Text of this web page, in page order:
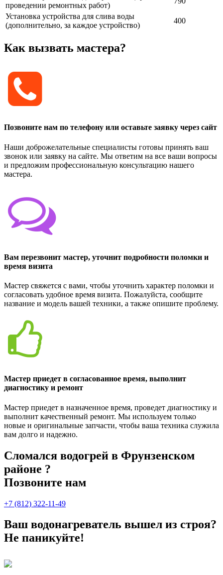
проведении ремонтных работ)
Установка устройства для слива воды
(дополнительно, за каждое устройство)
400
Как вызвать мастера?
Позвоните нам по телефону или оставьте заявку через сайт
Наши доброжелательные специалисты готовы принять ваш
звонок или заявку на сайте. Мы ответим на все ваши вопросы
и предложим профессиональную консультацию нашего
мастера.
Вам перезвонит мастер, уточнит подробности поломки и
время визита
Мастер свяжется с вами, чтобы уточнить характер поломки и
согласовать удобное время визита. Пожалуйста, сообщите
название и модель вашей техники, а также опишите проблему.
Мастер приедет в согласованное время, выполнит
диагностику и ремонт
Мастер приедет в назначенное время, проведет диагностику и
выполнит качественный ремонт. Мы используем только
новые и оригинальные запчасти, чтобы ваша техника служила
вам долго и надежно.
Сломался водогрей в Фрунзенском
районе ?
Позвоните нам
+7 (812) 322-11-49
Ваш водонагреватель вышел из строя?
Не паникуйте!